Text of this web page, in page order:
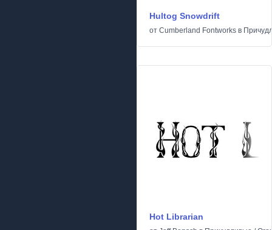
Hultog Snowdrift
от Cumberland Fontworks в
Hot Librarian